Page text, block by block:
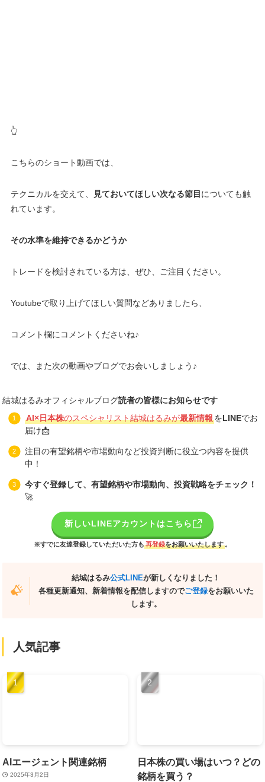
👆
こちらのショート動画では、
テクニカルを交えて、 見ておいてほしい次なる節目 についても触
れています。
その水準を維持できるかどうか
トレードを検討されている方は、ぜひ、ご注目ください。
Youtubeで取り上げてほしい質問などありましたら、
コメント欄にコメントくださいね♪
では、また次の動画やブログでお会いしましょう♪
結城はるみオフィシャルブログ読者の皆様にお知らせです
AI×日本株のスペシャリスト結城はるみが最新情報をLINEでお
届け📩
注目の有望銘柄や市場動向など投資判断に役立つ内容を提供
中！
今すぐ登録して、有望銘柄や市場動向、投資戦略をチェック！
🚀
新しいLINEアカウントはこちら
※すでに友達登録していただいた方も 再登録をお願いいたします 。
結城はるみ公式LINEが新しくなりました！
各種更新通知、新着情報を配信しますのでご登録をお願いいた
します。
人気記事
AIエージェント関連銘柄
2025年3月2日
日本株の買い場はいつ？どの
銘柄を買う？